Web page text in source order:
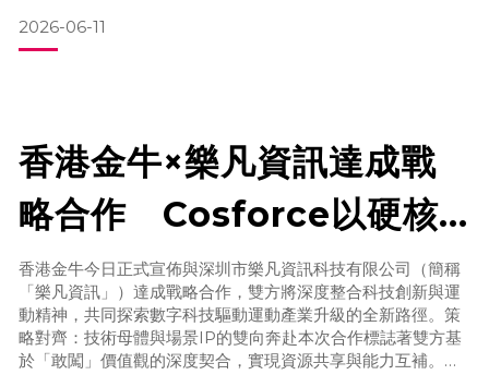
投，球隊鋒線實力將進一步提升，為新球季增添更多爭勝本
錢。現年28歲的劉佳鑫曾是全國大學生籃球聯賽太原理工大學
2026-06-11
香港金牛×樂凡資訊達成戰
略合作 Cosforce以硬核
科技重塑賽場體驗
香港金牛今日正式宣佈與深圳市樂凡資訊科技有限公司（簡稱
「樂凡資訊」）達成戰略合作，雙方將深度整合科技創新與運
動精神，共同探索數字科技驅動運動產業升級的全新路徑。策
略對齊：技術母體與場景IP的雙向奔赴本次合作標誌著雙方基
於「敢闖」價值觀的深度契合，實現資源共享與能力互補。樂